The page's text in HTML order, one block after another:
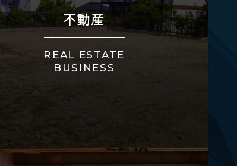
不動産
REAL ESTATE
BUSINESS